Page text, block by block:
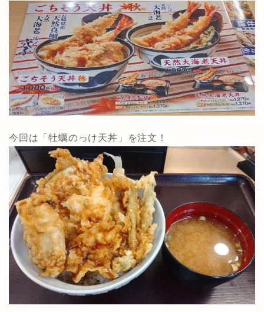
今回は「牡蠣のっけ天丼」を注文！